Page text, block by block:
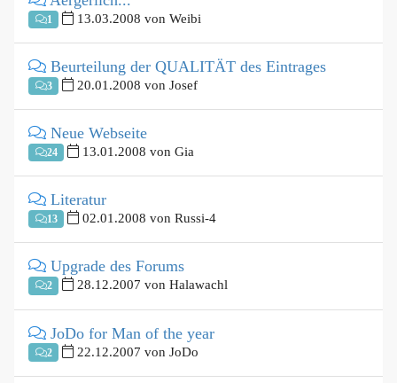
1 13.03.2008 von Weibi
Beurteilung der QUALITÄT des Eintrages
3 20.01.2008 von Josef
Neue Webseite
24 13.01.2008 von Gia
Literatur
13 02.01.2008 von Russi-4
Upgrade des Forums
2 28.12.2007 von Halawachl
JoDo for Man of the year
2 22.12.2007 von JoDo